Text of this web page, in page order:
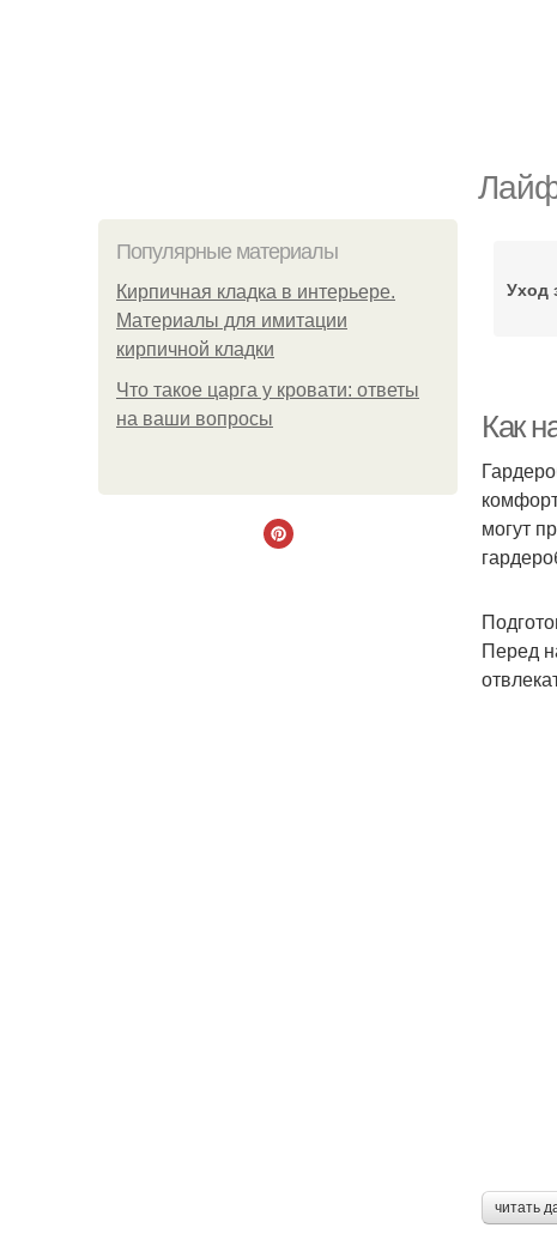
Популярные материалы
Кирпичная кладка в интерьере.
Материалы для имитации
кирпичной кладки
Что такое царга у кровати: ответы
на ваши вопросы
Уход
Как
могут
Перед
читать